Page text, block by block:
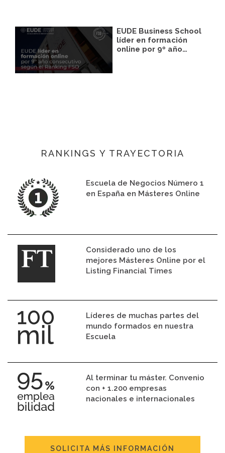
EUDE Business School
líder en formación
online por 9º año…
RANKINGS Y TRAYECTORIA
Escuela de Negocios Número 1
en España en Másteres Online
Considerado uno de los
mejores Másteres Online por el
Listing Financial Times
Líderes de muchas partes del
mundo formados en nuestra
Escuela
Al terminar tu máster. Convenio
con + 1.200 empresas
nacionales e internacionales
SOLICITA MÁS INFORMACIÓN